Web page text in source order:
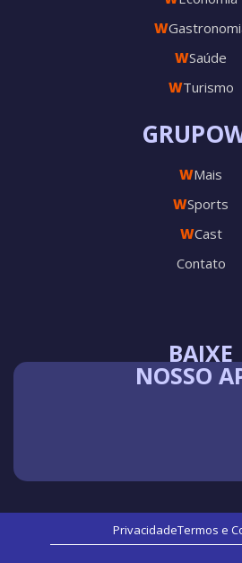
BAIXE
NOSSO
WMais
WSports
WCast
Contato
W
WSaúde
WTurismo
PrivacidadeTermos e